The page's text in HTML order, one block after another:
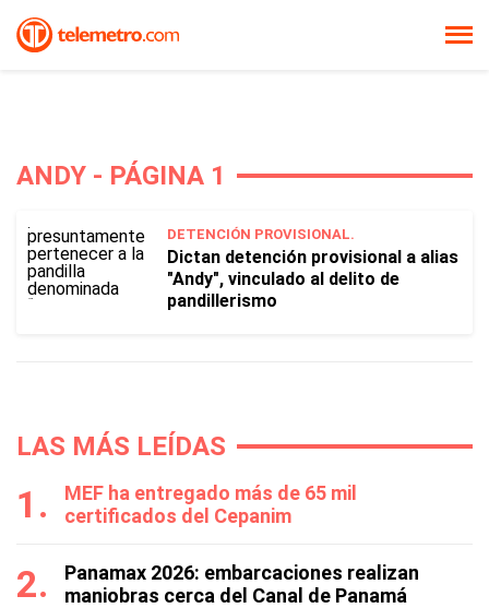
ANDY - PÁGINA 1
DETENCIÓN PROVISIONAL.
Dictan detención provisional a alias
"Andy", vinculado al delito de
pandillerismo
LAS MÁS LEÍDAS
MEF ha entregado más de 65 mil
certificados del Cepanim
Panamax 2026: embarcaciones realizan
maniobras cerca del Canal de Panamá